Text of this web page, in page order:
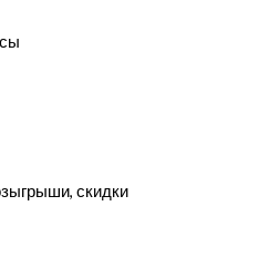
скидки